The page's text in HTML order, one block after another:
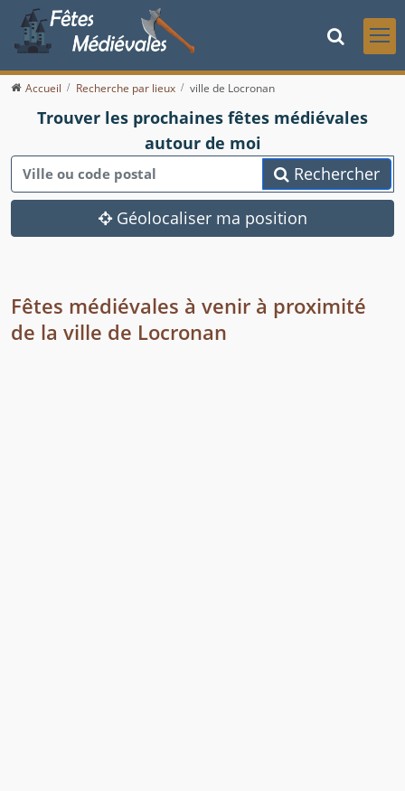
Accueil Recherche par lieux ville de Locronan
Trouver les prochaines fêtes médiévales
autour de moi
Rechercher
Géolocaliser ma position
Fêtes médiévales à venir à proximité
de la ville de Locronan